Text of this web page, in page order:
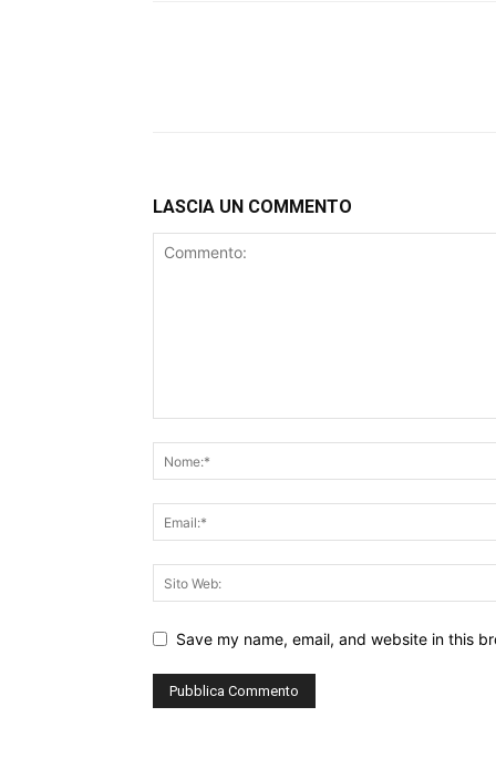
LASCIA UN COMMENTO
Save my name, email, and website in this